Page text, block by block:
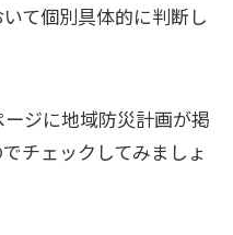
て個別具体的に判断し
ジに地域防災計画が掲
チェックしてみましょ